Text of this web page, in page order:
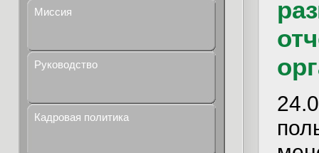
Миссия
Руководство
Кадровая политика